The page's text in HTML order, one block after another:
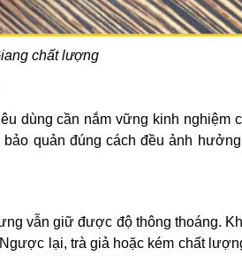
chất lượng
dùng cần nắm vững kinh nghiệm
quản đúng cách đều ảnh
vẫn giữ được độ thông thoáng.
lại, trà giả hoặc kém chất